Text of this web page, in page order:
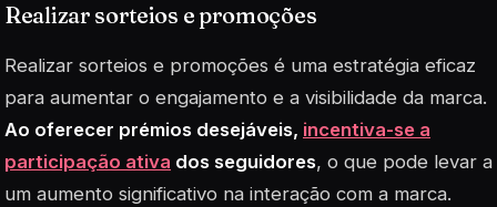
Realizar sorteios e promoções
Realizar sorteios e promoções é uma estratégia eficaz
para aumentar o engajamento e a visibilidade da marca.
Ao oferecer prémios desejáveis, incentiva-se a
participação ativa dos seguidores, o que pode levar a
um aumento significativo na interação com a marca.